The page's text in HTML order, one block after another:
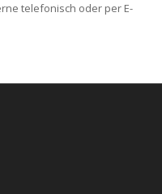
telefonisch oder per E-